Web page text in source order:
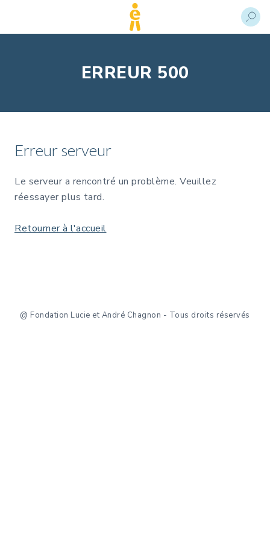
ERREUR 500
Erreur serveur
Le serveur a rencontré un problème. Veuillez
réessayer plus tard.
Retourner à l'accueil
@ Fondation Lucie et André Chagnon - Tous droits réservés